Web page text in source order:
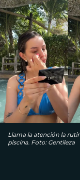
Llama la atención la
piscina. Foto: Gentileza